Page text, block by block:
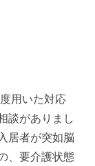
用いた対応
談がありまし
居者が突如脳
、要介護状態